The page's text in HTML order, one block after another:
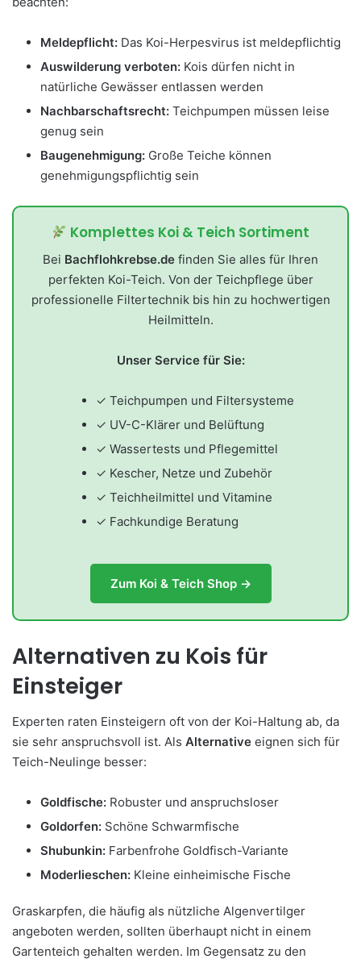
Meldepflicht: Das Koi-Herpesvirus ist meldepflichtig
Auswilderung verboten: Kois dürfen nicht in
natürliche Gewässer entlassen werden
Nachbarschaftsrecht: Teichpumpen müssen leise
genug sein
Baugenehmigung: Große Teiche können
genehmigungspflichtig sein
Komplettes Koi & Teich Sortiment
Bei Bachflohkrebse.de finden Sie alles für Ihren
perfekten Koi-Teich. Von der Teichpflege über
professionelle Filtertechnik bis hin zu hochwertigen
Heilmitteln.
Unser Service für Sie:
✓ Teichpumpen und Filtersysteme
✓ UV-C-Klärer und Belüftung
✓ Wassertests und Pflegemittel
✓ Kescher, Netze und Zubehör
✓ Teichheilmittel und Vitamine
✓ Fachkundige Beratung
Zum Koi & Teich Shop →
Alternativen zu Kois für
Einsteiger
Experten raten Einsteigern oft von der Koi-Haltung ab, da
sie sehr anspruchsvoll ist. Als Alternative eignen sich für
Teich-Neulinge besser:
Goldfische: Robuster und anspruchsloser
Goldorfen: Schöne Schwarmfische
Shubunkin: Farbenfrohe Goldfisch-Variante
Moderlieschen: Kleine einheimische Fische
Graskarpfen, die häufig als nützliche Algenvertilger
angeboten werden, sollten überhaupt nicht in einem
Gartenteich gehalten werden. Im Gegensatz zu den